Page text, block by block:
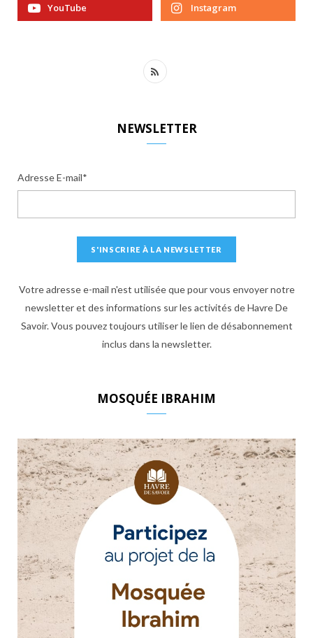
YouTube Instagram
R
NEWSLETTER
Adresse E-mail*
Votre adresse e-mail n'est utilisée que pour vous envoyer notre
newsletter et des informations sur les activités de Havre De
Savoir. Vous pouvez toujours utiliser le lien de désabonnement
inclus dans la newsletter.
MOSQUÉE IBRAHIM